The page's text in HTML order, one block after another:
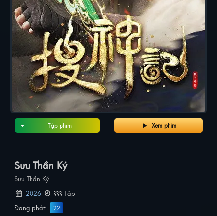
Xem phim
Tập phim
Sưu Thần Ký
Sưu Thần Ký
2026
??? Tập
Đang phát:
22